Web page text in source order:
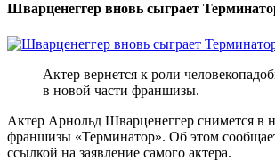
Шварценеггер вновь сыграет
Актер вернется к роли
в новой части франшизы.
Актер Арнольд Шварценеггер снимется в
франшизы «Терминатор». Об этом
ссылкой на заявление самого актера.